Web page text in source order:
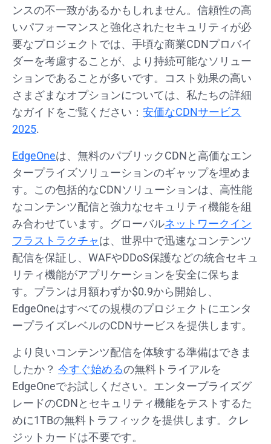
ンスの不一致があるかもしれません。信頼性の高
いパフォーマンスと強化されたセキュリティが必
要なプロジェクトでは、手頃な商業CDNプロバイ
ダーを考慮することが、より持続可能なソリュー
ションであることが多いです。コスト効果の高い
さまざまなオプションについては、私たちの詳細
なガイドをご覧ください： 安価なCDNサービス
2025.
EdgeOneは、無料のパブリックCDNと高価なエン
タープライズソリューションのギャップを埋めま
す。この包括的なCDNソリューションは、高性能
なコンテンツ配信と強力なセキュリティ機能を組
み合わせています。グローバルネットワークイン
フラストラクチャは、世界中で迅速なコンテンツ
配信を保証し、WAFやDDoS保護などの統合セキュ
リティ機能がアプリケーションを安全に保ちま
す。プランは月額わずか$0.9から開始し、
EdgeOneはすべての規模のプロジェクトにエンタ
ープライズレベルのCDNサービスを提供します。
より良いコンテンツ配信を体験する準備はできま
したか？ 今すぐ始めるの無料トライアルを
EdgeOneでお試しください。エンタープライズグ
レードのCDNとセキュリティ機能をテストするた
めに1TBの無料トラフィックを提供します。クレ
ジットカードは不要です。